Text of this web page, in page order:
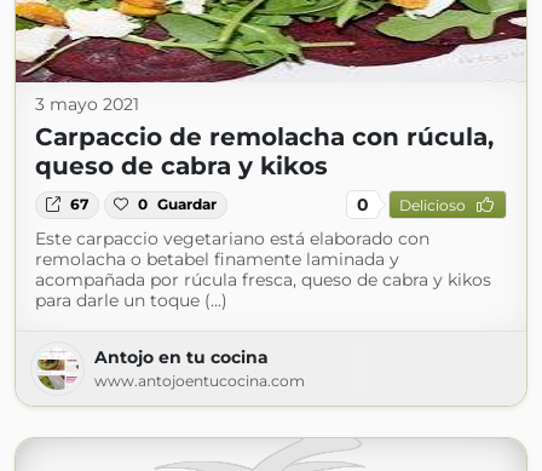
3 mayo 2021
Carpaccio de remolacha con rúcula,
queso de cabra y kikos
67 0 Guardar 0 Delicioso
Este carpaccio vegetariano está elaborado con
remolacha o betabel finamente laminada y
acompañada por rúcula fresca, queso de cabra y kikos
para darle un toque (...)
Antojo en tu cocina
www.antojoentucocina.com